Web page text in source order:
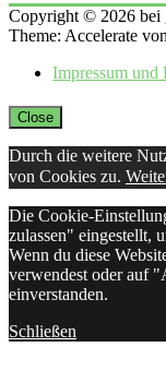
Copyright © 2026 bei
Theme: Accelerate von
Impressum und
Close
Durch die weitere
von Cookies zu.
Die Cookie-
zulassen" eingestellt,
Wenn du diese
verwendest oder auf
einverstanden.
Schließen